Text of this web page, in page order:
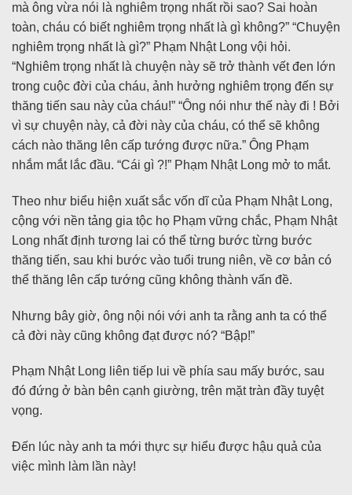
mà ông vừa nói là nghiêm trọng nhất rồi sao? Sai hoàn
toàn, cháu có biết nghiêm trọng nhất là gì không?” “Chuyện
nghiêm trọng nhất là gì?” Phạm Nhật Long vội hỏi.
“Nghiêm trọng nhất là chuyện này sẽ trở thành vết đen lớn
trong cuộc đời của cháu, ảnh hưởng nghiêm trọng đến sự
thăng tiến sau này của cháu!” “Ông nói như thế này đi ! Bởi
vì sự chuyện này, cả đời này của cháu, có thể sẽ không
cách nào thăng lên cấp tướng được nữa.” Ông Phạm
nhắm mắt lắc đầu. “Cái gì ?!” Phạm Nhật Long mở to mắt.
Theo như biểu hiện xuất sắc vốn dĩ của Phạm Nhật Long,
cộng với nền tảng gia tộc họ Phạm vững chắc, Phạm Nhật
Long nhất định tương lai có thể từng bước từng bước
thăng tiến, sau khi bước vào tuổi trung niên, về cơ bản có
thể thăng lên cấp tướng cũng không thành vấn đề.
Nhưng bây giờ, ông nội nói với anh ta rằng anh ta có thể
cả đời này cũng không đạt được nó? “Bập!”
Phạm Nhật Long liên tiếp lui về phía sau mấy bước, sau
đó đứng ở bàn bên cạnh giường, trên mặt tràn đầy tuyệt
vọng.
Đến lúc này anh ta mới thực sự hiểu được hậu quả của
việc mình làm lần này!